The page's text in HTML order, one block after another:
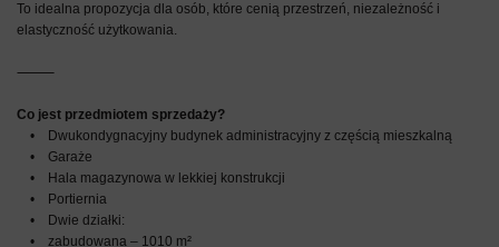
To idealna propozycja dla osób, które cenią przestrzeń, niezależność i
elastyczność użytkowania.
⸻
Co jest przedmiotem sprzedaży?
• Dwukondygnacyjny budynek administracyjny z częścią mieszkalną
• Garaże
• Hala magazynowa w lekkiej konstrukcji
• Portiernia
• Dwie działki:
• zabudowana – 1010 m²